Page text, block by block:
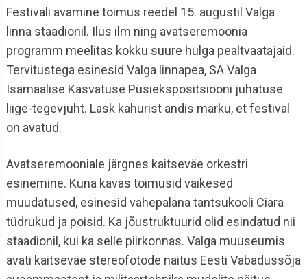
Festivali avamine toimus reedel 15. augustil Valga
linna staadionil. Ilus ilm ning avatseremoonia
programm meelitas kokku suure hulga pealtvaatajaid.
Tervitustega esinesid Valga linnapea, SA Valga
Isamaalise Kasvatuse Püsiekspositsiooni juhatuse
liige-tegevjuht. Lask kahurist andis märku, et festival
on avatud.
Avatseremooniale järgnes kaitseväe orkestri
esinemine. Kuna kavas toimusid väikesed
muudatused, esinesid vahepalana tantsukooli Ciara
tüdrukud ja poisid. Ka jõustruktuurid olid esindatud nii
staadionil, kui ka selle piirkonnas. Valga muuseumis
avati kaitseväe stereofotode näitus Eesti Vabadussõja